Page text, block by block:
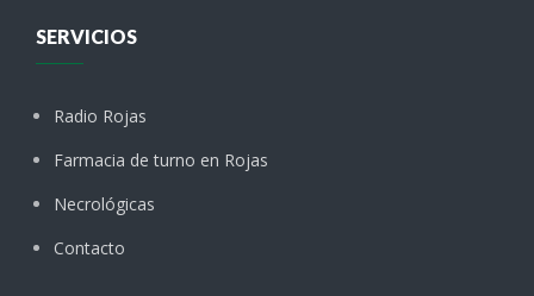
SERVICIOS
Radio Rojas
Farmacia de turno en Rojas
Necrológicas
Contacto